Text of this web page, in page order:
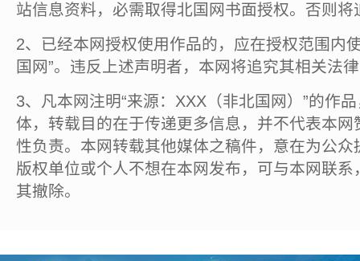
站信息资料，必需取得北国网书面授权。否则将
2、已经本网授权使用作品的，应在授权范围内
国网”。违反上述声明者，本网将追究其相关法
3、凡本网注明“来源：XXX（非北国网）”的作
体，转载目的在于传递更多信息，并不代表本
性负责。本网转载其他媒体之稿件，意在为公
版权单位或个人不想在本网发布，可与本网联
其撤除。